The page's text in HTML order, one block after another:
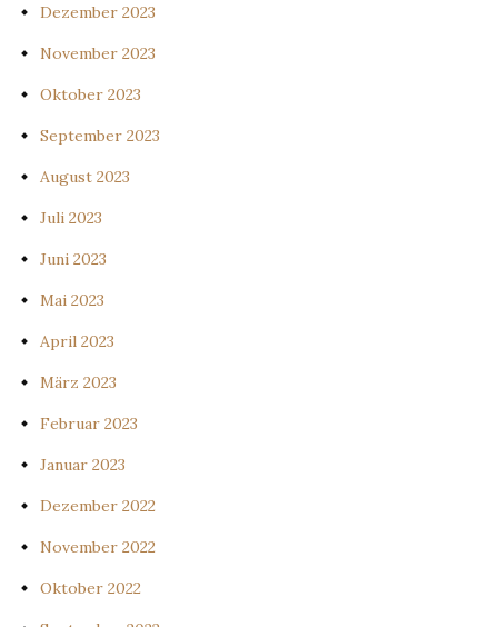
Dezember 2023
November 2023
Oktober 2023
September 2023
August 2023
Juli 2023
Juni 2023
Mai 2023
April 2023
März 2023
Februar 2023
Januar 2023
Dezember 2022
November 2022
Oktober 2022